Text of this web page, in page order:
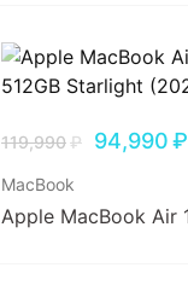
119,990₽ 94,990₽
MacBook
Apple MacBook Air